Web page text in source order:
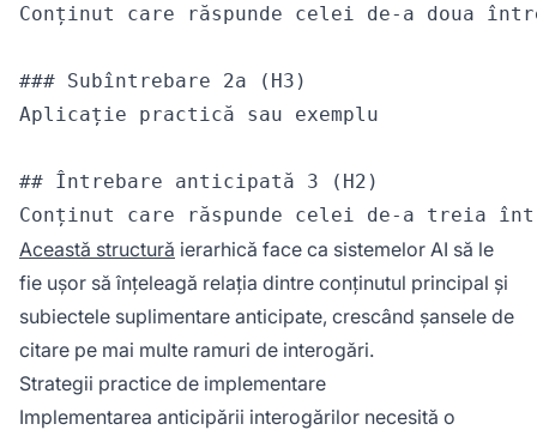
Conținut care răspunde celei de-a doua
### Subîntrebare 2a (H3)
Aplicație practică sau exemplu
## Întrebare anticipată 3 (H2)
Această structură ierarhică face ca sistemelor AI să le
fie ușor să înțeleagă relația dintre conținutul principal și
subiectele suplimentare anticipate, crescând șansele de
citare pe mai multe ramuri de interogări.
Strategii practice de implementare
Implementarea anticipării interogărilor necesită o